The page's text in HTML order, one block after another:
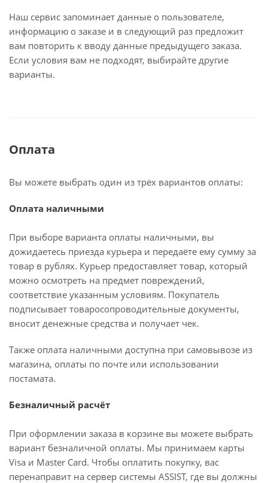
Наш сервис запоминает данные о пользователе,
информацию о заказе и в следующий раз предложит
вам повторить к вводу данные предыдущего заказа.
Если условия вам не подходят, выбирайте другие
варианты.
Оплата
Вы можете выбрать один из трёх вариантов оплаты:
Оплата наличными
При выборе варианта оплаты наличными, вы
дожидаетесь приезда курьера и передаёте ему сумму за
товар в рублях. Курьер предоставляет товар, который
можно осмотреть на предмет повреждений,
соответствие указанным условиям. Покупатель
подписывает товаросопроводительные документы,
вносит денежные средства и получает чек.
Также оплата наличными доступна при самовывозе из
магазина, оплаты по почте или использовании
постамата.
Безналичный расчёт
При оформлении заказа в корзине вы можете выбрать
вариант безналичной оплаты. Мы принимаем карты
Visa и Master Card. Чтобы оплатить покупку, вас
перенаправит на сервер системы ASSIST, где вы должны